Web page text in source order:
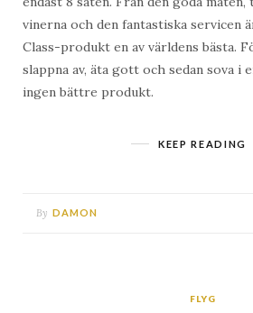
vinerna och den fantastiska servicen
Class-produkt en av världens bästa.
slappna av, äta gott och sedan sova i
ingen bättre produkt.
KEEP READING
By DAMON
FLYG